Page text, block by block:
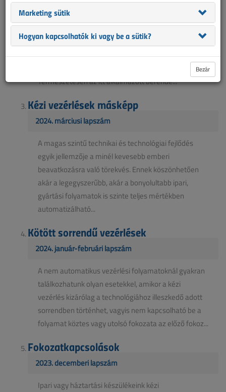
A gépi anyagmozgatás fontos része a
termelőüzemek gyártási folyamatainak.
Használatával megoldható az emberi erővel nem,
vagy nehezen mozgatható anyagok, termékek
Természetesen az itt alkalmazott berende...
Kézi vezérlések másképp
2024. márciusi lapszám
A magas szintű technikai és technológiai fejlődés
egyik jellemzője a minél kevesebb emberi
beavatkozásra való törekvés. Ennek köszönhetően
akár a legegyszerűbb, akár a bonyolultabb ipari,
gyártási folyamatok is szinte teljes mértékben
automatizálható...
Kötött sorrendű vezérlések
2024. január-februári lapszám
A nem automatikus vezérlési folyamatoknál gyakran
találkozhatunk olyan esetekkel, amikor a kézi
vezérlés kizárólag a technológiához illeszkedő adott
sorrendben történhet, vagyis nem kapcsolható be a
folyamat köztes vagy utolsó fokozata az előző fokoz...
Fokozatkapcsolások
2023. decemberi lapszám
Ipari vagy háztartási készülékeink kézi
Marketing sütik
Hogyan kapcsolhatók ki vagy be a sütik?
Bezár